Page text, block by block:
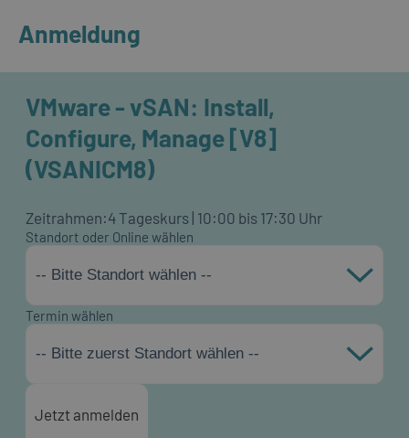
Anmeldung
VMware - vSAN: Install,
Configure, Manage [V8]
(VSANICM8)
Zeitrahmen:4 Tageskurs | 10:00 bis 17:30 Uhr
Standort oder Online wählen
-- Bitte Standort wählen --
Termin wählen
-- Bitte zuerst Standort wählen --
Jetzt anmelden